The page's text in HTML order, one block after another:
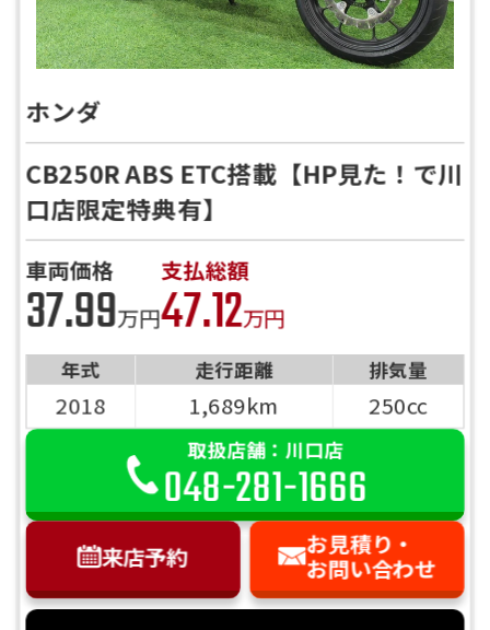
ホンダ
CB250R ABS ETC搭載【HP見た！で川
口店限定特典有】
車両価格
37.99万円
支払総額
47.12万円
年式 走行距離 排気量
2018 1,689km 250cc
取扱店舗：川口店
048-281-1666
来店予約
お見積り・
お問い合わせ